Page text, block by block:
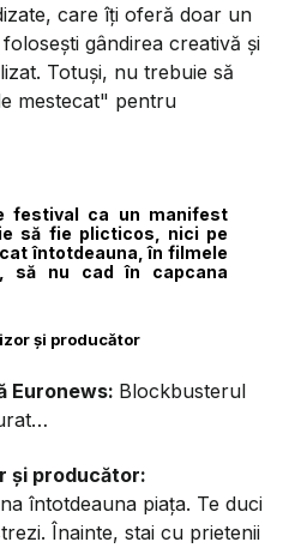
care îți oferă doar un
gândirea creativă și
Totuși, nu trebuie să
mestecat" pentru
festival ca un manifest
să fie plicticos, nici pe
întotdeauna, în filmele
să nu cad în capcana
și producător
Euronews: Blockbusterul
și producător:
întotdeauna piața. Te duci
Înainte, stai cu prietenii